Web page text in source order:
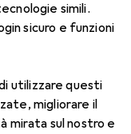
simili.
sicuro e funzioni
utilizzare questi
migliorare il
mirata sul nostro e